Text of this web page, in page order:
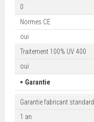
0
Normes CE
oui
Traitement 100% UV 400
oui
▪ Garantie
Garantie fabricant standard
1 an